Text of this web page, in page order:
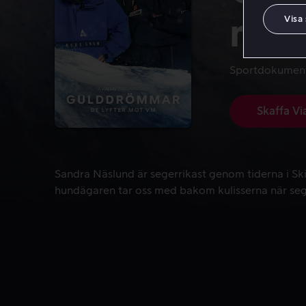
mot
Skaffa
Sandra Näslund är segerrikast genom tiderna i
Sandra Näslund är segerrikast genom tiderna i
hundägaren tar oss med bakom kulisserna när
Visa